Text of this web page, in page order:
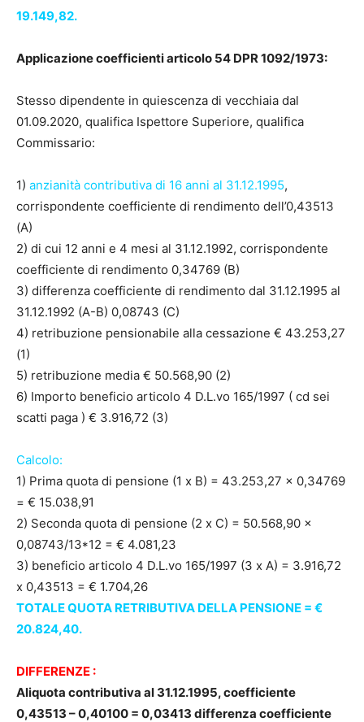
19.149,82.
Applicazione coefficienti articolo 54 DPR 1092/1973:
Stesso dipendente in quiescenza di vecchiaia dal
01.09.2020, qualifica Ispettore Superiore, qualifica
Commissario:
1) anzianità contributiva di 16 anni al 31.12.1995,
corrispondente coefficiente di rendimento dell’0,43513
(A)
2) di cui 12 anni e 4 mesi al 31.12.1992, corrispondente
coefficiente di rendimento 0,34769 (B)
3) differenza coefficiente di rendimento dal 31.12.1995 al
31.12.1992 (A-B) 0,08743 (C)
4) retribuzione pensionabile alla cessazione € 43.253,27
(1)
5) retribuzione media € 50.568,90 (2)
6) Importo beneficio articolo 4 D.L.vo 165/1997 ( cd sei
scatti paga ) € 3.916,72 (3)
Calcolo:
1) Prima quota di pensione (1 x B) = 43.253,27 x 0,34769
= € 15.038,91
2) Seconda quota di pensione (2 x C) = 50.568,90 x
0,08743/13*12 = € 4.081,23
3) beneficio articolo 4 D.L.vo 165/1997 (3 x A) = 3.916,72
x 0,43513 = € 1.704,26
TOTALE QUOTA RETRIBUTIVA DELLA PENSIONE = €
20.824,40.
DIFFERENZE :
Aliquota contributiva al 31.12.1995, coefficiente
0,43513 – 0,40100 = 0,03413 differenza coefficiente